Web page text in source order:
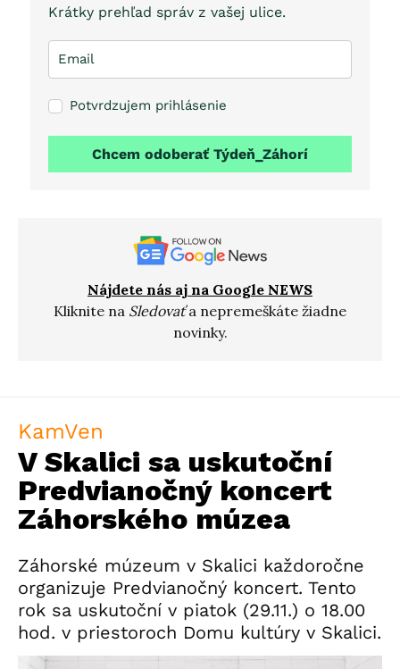
Krátky prehľad správ z vašej ulice.
Potvrdzujem prihlásenie
Chcem odoberať Týdeň_Záhorí
Nájdete nás aj na Google NEWS
Kliknite na Sledovaťa nepremeškáte žiadne
novinky.
KamVen
V Skalici sa uskutoční
Predvianočný koncert
Záhorského múzea
Záhorské múzeum v Skalici každoročne
organizuje Predvianočný koncert. Tento
rok sa uskutoční v piatok (29.11.) o 18.00
hod. v priestoroch Domu kultúry v Skalici.